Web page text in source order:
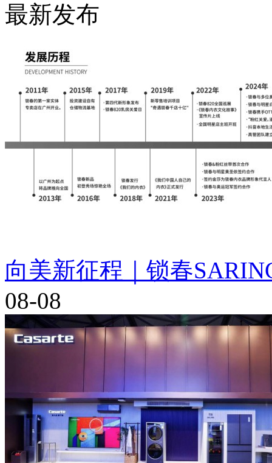
最新发布
向美新征程｜锁春
08-08